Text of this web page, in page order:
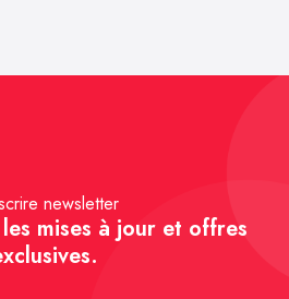
newsletter
mises à jour et offres